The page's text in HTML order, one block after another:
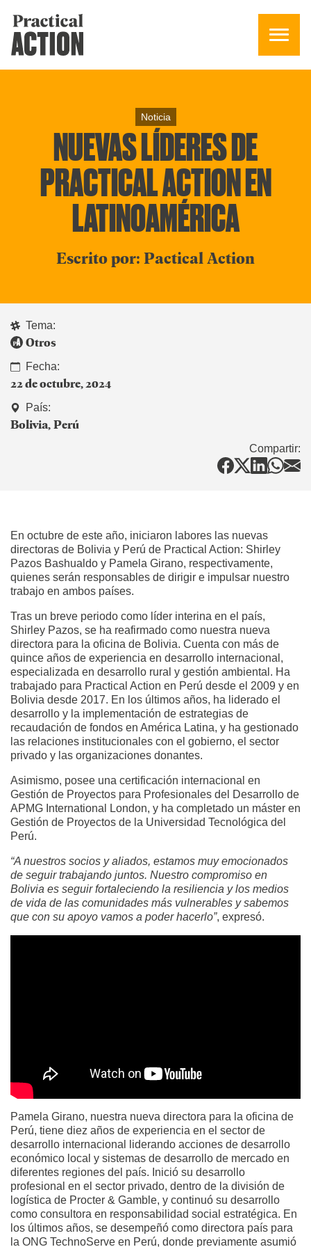
Noticia
NUEVAS LÍDERES DE
PRACTICAL ACTION EN
LATINOAMÉRICA
Escrito por: Pactical Action
Tema:
Otros
Fecha:
22 de octubre, 2024
País:
Bolivia Perú
Compartir:
En octubre de este año, iniciaron labores las nuevas
directoras de Bolivia y Perú de Practical Action: Shirley
Pazos Bashualdo y Pamela Girano, respectivamente,
quienes serán responsables de dirigir e impulsar nuestro
trabajo en ambos países.
Tras un breve periodo como líder interina en el país,
Shirley Pazos, se ha reafirmado como nuestra nueva
directora para la oficina de Bolivia. Cuenta con más de
quince años de experiencia en desarrollo internacional,
especializada en desarrollo rural y gestión ambiental. Ha
trabajado para Practical Action en Perú desde el 2009 y en
Bolivia desde 2017. En los últimos años, ha liderado el
desarrollo y la implementación de estrategias de
recaudación de fondos en América Latina, y ha gestionado
las relaciones institucionales con el gobierno, el sector
privado y las organizaciones donantes.
Asimismo, posee una certificación internacional en
Gestión de Proyectos para Profesionales del Desarrollo de
APMG International London, y ha completado un máster en
Gestión de Proyectos de la Universidad Tecnológica del
Perú.
“A nuestros socios y aliados, estamos muy emocionados
de seguir trabajando juntos. Nuestro compromiso en
Bolivia es seguir fortaleciendo la resiliencia y los medios
de vida de las comunidades más vulnerables y sabemos
que con su apoyo vamos a poder hacerlo”, expresó.
Pamela Girano, nuestra nueva directora para la oficina de
Perú, tiene diez años de experiencia en el sector de
desarrollo internacional liderando acciones de desarrollo
económico local y sistemas de desarrollo de mercado en
diferentes regiones del país. Inició su desarrollo
profesional en el sector privado, dentro de la división de
logística de Procter & Gamble, y continuó su desarrollo
como consultora en responsabilidad social estratégica. En
los últimos años, se desempeñó como directora país para
la ONG TechnoServe en Perú, donde previamente asumió